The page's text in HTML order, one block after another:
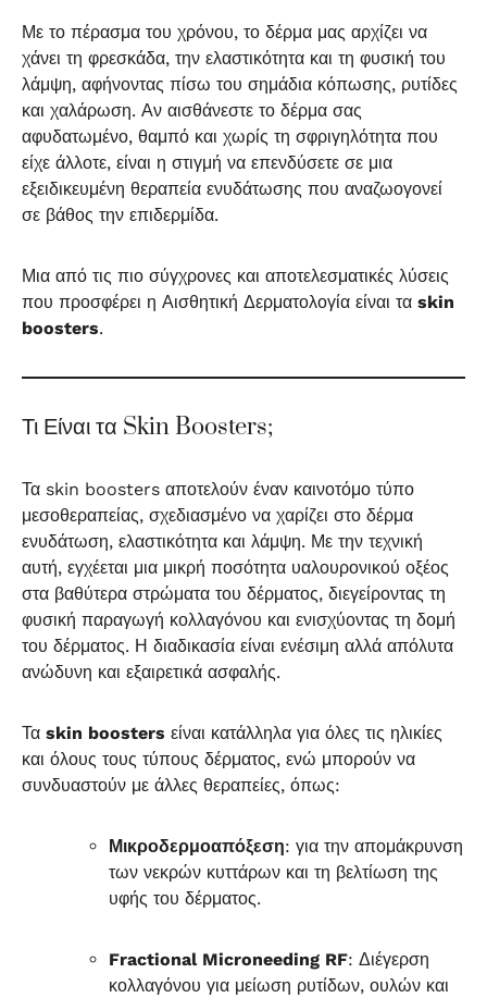
Με το πέρασμα του χρόνου, το δέρμα μας αρχίζει να
χάνει τη φρεσκάδα, την ελαστικότητα και τη φυσική του
λάμψη, αφήνοντας πίσω του σημάδια κόπωσης, ρυτίδες
και χαλάρωση. Αν αισθάνεστε το δέρμα σας
αφυδατωμένο, θαμπό και χωρίς τη σφριγηλότητα που
είχε άλλοτε, είναι η στιγμή να επενδύσετε σε μια
εξειδικευμένη θεραπεία ενυδάτωσης που αναζωογονεί
σε βάθος την επιδερμίδα.
Μια από τις πιο σύγχρονες και αποτελεσματικές λύσεις
που προσφέρει η Αισθητική Δερματολογία είναι τα skin
boosters.
Τι Είναι τα Skin Boosters;
Τα skin boosters αποτελούν έναν καινοτόμο τύπο
μεσοθεραπείας, σχεδιασμένο να χαρίζει στο δέρμα
ενυδάτωση, ελαστικότητα και λάμψη. Με την τεχνική
αυτή, εγχέεται μια μικρή ποσότητα υαλουρονικού οξέος
στα βαθύτερα στρώματα του δέρματος, διεγείροντας τη
φυσική παραγωγή κολλαγόνου και ενισχύοντας τη δομή
του δέρματος. Η διαδικασία είναι ενέσιμη αλλά απόλυτα
ανώδυνη και εξαιρετικά ασφαλής.
Τα skin boosters είναι κατάλληλα για όλες τις ηλικίες
και όλους τους τύπους δέρματος, ενώ μπορούν να
συνδυαστούν με άλλες θεραπείες, όπως:
Μικροδερμοαπόξεση: για την απομάκρυνση
των νεκρών κυττάρων και τη βελτίωση της
υφής του δέρματος.
Fractional Microneeding RF: Διέγερση
κολλαγόνου για μείωση ρυτίδων, ουλών και